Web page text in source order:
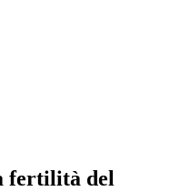
fertilità del